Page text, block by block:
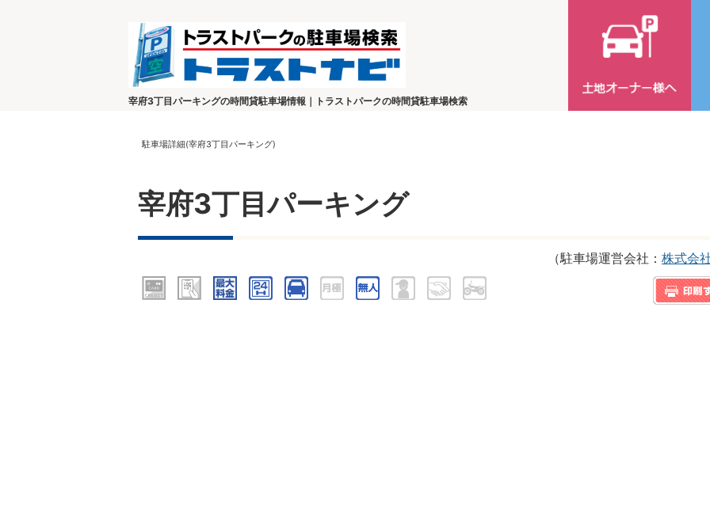
宰府3丁目パーキングの時間貸駐車場情報｜トラストパークの時間貸駐車場検索
駐車場詳細(宰府3丁目パーキング)
宰府3丁目パーキング
（駐車場運営会社： 株式会